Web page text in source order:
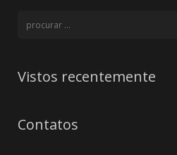
Vistos recentemente
Contatos